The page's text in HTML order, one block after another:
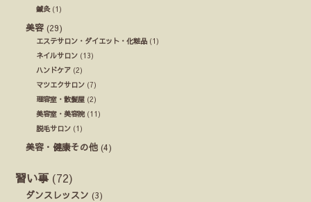
鍼灸(1)
美容 (29)
エステサロン・ダイエット・化粧品 (1)
ネイルサロン (13)
ハンドケア (2)
マツエクサロン (7)
理容室・散髪屋 (2)
美容室・美容院(11)
脱毛サロン (1)
美容・健康その他 (4)
習い事 (72)
ダンスレッスン (3)